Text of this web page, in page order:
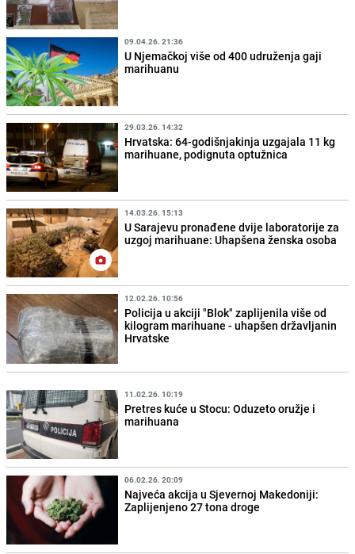
09.04.26. 21:36
U Njemačkoj više od 400 udruženja gaji
marihuanu
29.03.26. 14:32
Hrvatska: 64-godišnjakinja uzgajala 11 kg
marihuane, podignuta optužnica
14.03.26. 15:13
U Sarajevu pronađene dvije laboratorije za
uzgoj marihuane: Uhapšena ženska osoba
12.02.26. 10:56
Policija u akciji "Blok" zaplijenila više od
kilogram marihuane - uhapšen državljanin
Hrvatske
11.02.26. 10:19
Pretres kuće u Stocu: Oduzeto oružje i
marihuana
06.02.26. 20:09
Najveća akcija u Sjevernoj Makedoniji:
Zaplijenjeno 27 tona droge